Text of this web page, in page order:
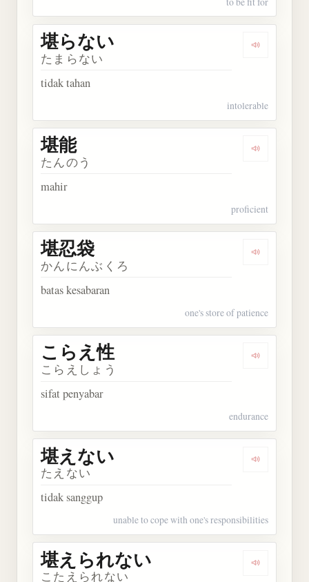
Dengarkan
堪らない
たまらない
tidak tahan
intolerable
Dengarkan
堪能
たんのう
mahir
proficient
Dengarkan
堪忍袋
かんにんぶくろ
batas kesabaran
one's store of patience
Dengarkan
こらえ性
こらえしょう
sifat penyabar
endurance
Dengarkan
堪えない
たえない
tidak sanggup
unable to cope with one's responsibilities
Dengarkan
堪えられない
こたえられない